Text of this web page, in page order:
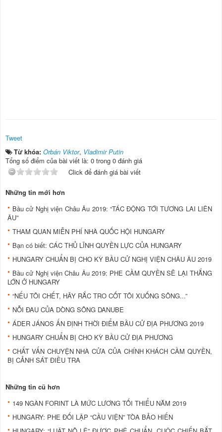
Tweet
Từ khóa: Orbán Viktor, Vladimir Putin
Tổng số điểm của bài viết là: 0 trong 0 đánh giá
Click để đánh giá bài viết
Những tin mới hơn
Bầu cử Nghị viện Châu Âu 2019: “TÁC ĐỘNG TỚI TƯƠNG LAI LIÊN
ÂU”
THAM QUAN MIỄN PHÍ NHÀ QUỐC HỘI HUNGARY
Bạn có biết: CÁC THỦ LĨNH QUYỀN LỰC CỦA HUNGARY
HUNGARY CHUẨN BỊ CHO KỲ BẦU CỬ NGHỊ VIỆN CHÂU ÂU 2019
Bầu cử Nghị viện Châu Âu 2019: PHE CẦM QUYỀN SẼ LẠI THẮNG
LỚN Ở HUNGARY
“NẾU TÔI CHẾT, HÃY RẮC TRO CỐT TÔI XUỐNG SÔNG...”
NỖI ĐAU CỦA DÒNG SÔNG DANUBE
ÁDER JÁNOS ẤN ĐỊNH THỜI ĐIỂM BẦU CỬ ĐỊA PHƯƠNG 2019
HUNGARY CHUẨN BỊ CHO KỲ BẦU CỬ ĐỊA PHƯƠNG
CHẤT VẤN CHUYỆN NHÀ CỬA CỦA CHÍNH KHÁCH CẦM QUYỀN,
BỊ CẢNH SÁT ĐIỀU TRA
Những tin cũ hơn
149 NGÀN FORINT LÀ MỨC LƯƠNG TỐI THIỂU NĂM 2019
HUNGARY: PHE ĐỐI LẬP “CẦU VIỆN” TÒA BẢO HIẾN